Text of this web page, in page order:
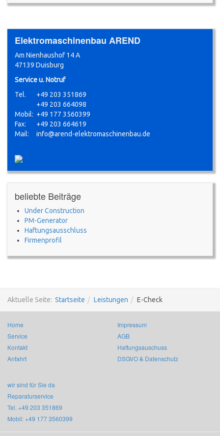
Elektromaschinenbau AREND
Am Nienhaushof 14 A
47139 Duisburg
Service u. Notruf
Tel.
Mobil:
Fax:
Mail:
+49 203 351869
+49 203 664098
+49 177 3560399
+49 203 664619
info@arend-elektromaschinenbau.de
beliebte Beiträge
Under Construction
PM-Generator
Haftungsausschluss
Firmenprofil
Aktuelle Seite: Startseite Leistungen E-Check
Home
Service
Kontakt
Anfahrt
Impressum
AGB
Haftungsauschuss
DSGVO & Datenschutz
wir sind für Sie da
Reparaturservice
Tel. +49 203 351869
Mobil: +49 177 3560399